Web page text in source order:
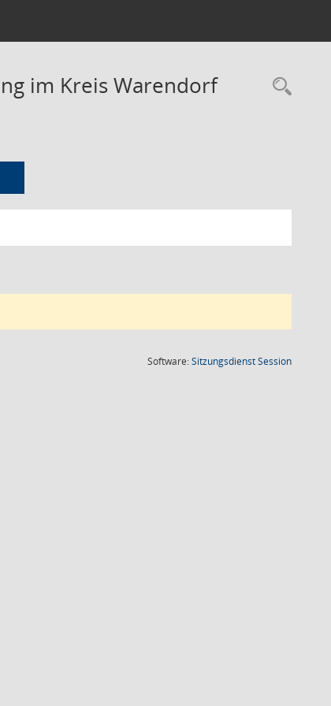
im Kreis Warendorf
Software:SitzungsdienstSession(Wird in